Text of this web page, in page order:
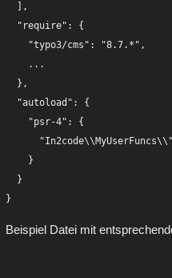
  ],
  "require": {
    "typo3/cms": "8.7.*",
    ...
  },
  "autoload": {
    "psr-4": {
    }
  }
Beispiel Datei mit